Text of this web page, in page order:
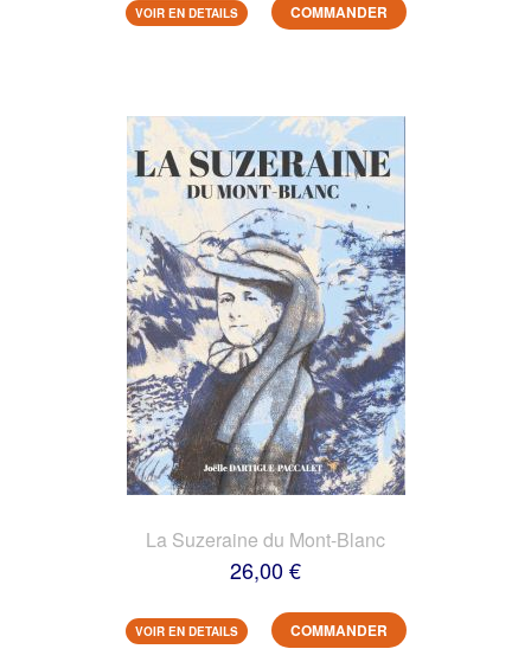
VOIR EN DETAILS COMMANDER
La Suzeraine du Mont-Blanc
26,00 €
VOIR EN DETAILS COMMANDER